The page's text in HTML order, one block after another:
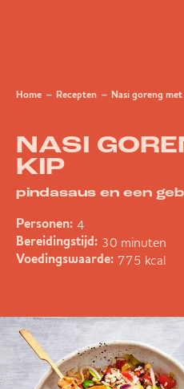
Home Recepten Nasi goreng met kip pindasaus
NASI
KIP
pindasaus en een
Personen: 4
Bereidingstijd: 30 minuten
Voedingswaarde: 775 kcal